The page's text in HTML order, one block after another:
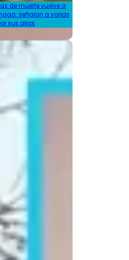
de muerte vuelve a
señalan a varias
sus alias